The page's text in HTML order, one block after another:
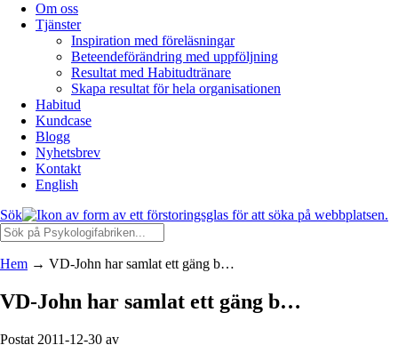
Om oss
Tjänster
Inspiration med föreläsningar
Beteendeförändring med uppföljning
Resultat med Habitudtränare
Skapa resultat för hela organisationen
Habitud
Kundcase
Blogg
Nyhetsbrev
Kontakt
English
Sök
Hem → VD-John har samlat ett gäng b…
VD-John har samlat ett gäng b…
Postat 2011-12-30 av